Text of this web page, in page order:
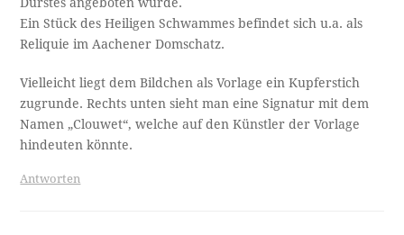
Ein Stück des Heiligen Schwammes befindet sich u.a. als
Reliquie im Aachener Domschatz.
Vielleicht liegt dem Bildchen als Vorlage ein Kupferstich
zugrunde. Rechts unten sieht man eine Signatur mit dem
Namen „Clouwet“, welche auf den Künstler der Vorlage
hindeuten könnte.
Antworten